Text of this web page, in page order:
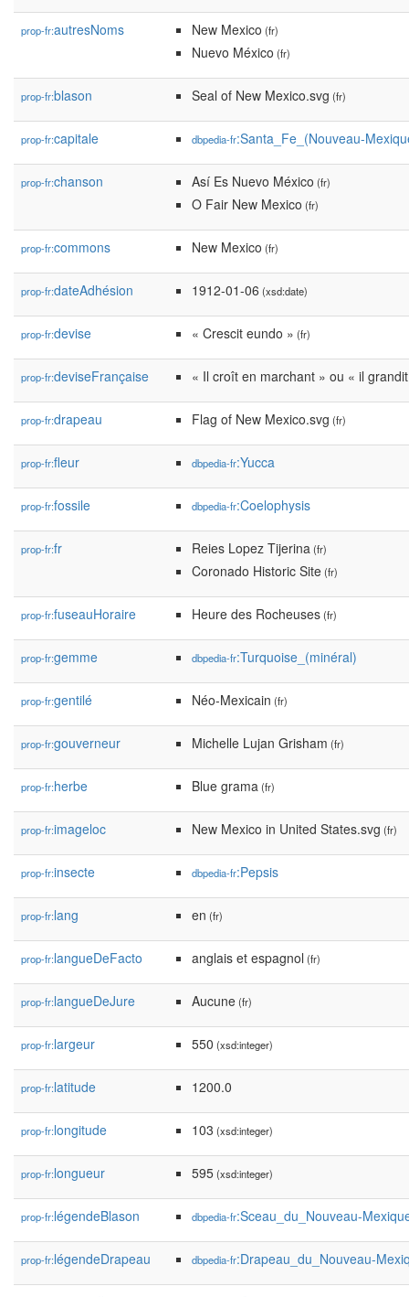
prop-fr:autresNoms New Mexico (fr)
Nuevo México (fr)
prop-fr:blason Seal of New Mexico.svg (fr)
prop-fr:capitale dbpedia-fr:Santa_Fe_(Nouveau-
prop-fr:chanson Así Es Nuevo México (fr)
O Fair New Mexico (fr)
prop-fr:commons New Mexico (fr)
prop-fr:dateAdhésion 1912-01-06 (xsd:date)
prop-fr:devise « Crescit eundo » (fr)
prop-fr:deviseFrançaise « Il croît en marchant » ou « il
prop-fr:drapeau Flag of New Mexico.svg (fr)
prop-fr:fleur dbpedia-fr:Yucca
prop-fr:fossile dbpedia-fr:Coelophysis
prop-fr:fr Reies Lopez Tijerina(fr)
Coronado Historic Site(fr)
prop-fr:fuseauHoraire Heure des Rocheuses(fr)
prop-fr:gemme dbpedia-fr:Turquoise_(minéral)
prop-fr:gentilé Néo-Mexicain (fr)
prop-fr:gouverneur Michelle Lujan Grisham (fr)
prop-fr:herbe Blue grama(fr)
prop-fr:imageloc New Mexico in United States.svg (fr)
prop-fr:insecte dbpedia-fr:Pepsis
prop-fr:lang en (fr)
prop-fr:langueDeFacto anglais et espagnol (fr)
prop-fr:langueDeJure Aucune(fr)
prop-fr:largeur 550 (xsd:integer)
prop-fr:latitude 1200.0
prop-fr:longitude 103 (xsd:integer)
prop-fr:longueur 595(xsd:integer)
prop-fr:légendeBlason dbpedia-fr:Sceau_du_Nouveau-
prop-fr:légendeDrapeau dbpedia-fr:Drapeau_du_Nouveau-